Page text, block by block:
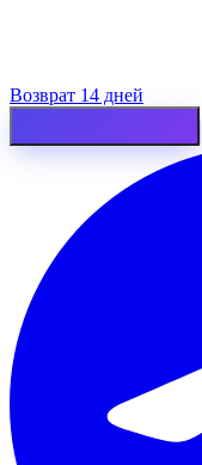
Возврат 14 дней